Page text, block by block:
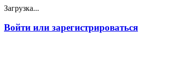
Загрузка...
Войти или зарегистрироваться